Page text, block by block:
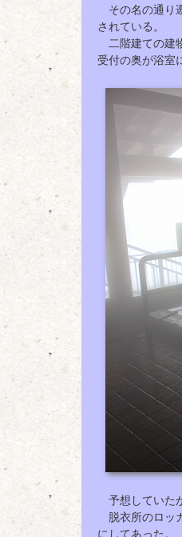
その名の通り
されている。
二階建ての建
受付の奥が浴室
予想していた
脱衣所のロッ
にしてあった。